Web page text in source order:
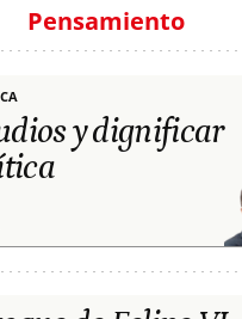
Pensamiento
y dignificar